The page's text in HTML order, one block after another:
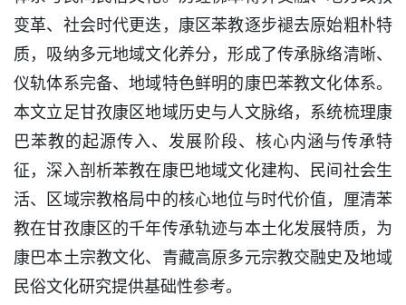
变革、社会时代更迭，康区苯教逐步褪去原始粗朴特
质，吸纳多元地域文化养分，形成了传承脉络清晰、
仪轨体系完备、地域特色鲜明的康巴苯教文化体系。
本文立足甘孜康区地域历史与人文脉络，系统梳理康
巴苯教的起源传入、发展阶段、核心内涵与传承特
征，深入剖析苯教在康巴地域文化建构、民间社会生
活、区域宗教格局中的核心地位与时代价值，厘清苯
教在甘孜康区的千年传承轨迹与本土化发展特质，为
康巴本土宗教文化、青藏高原多元宗教交融史及地域
民俗文化研究提供基础性参考。